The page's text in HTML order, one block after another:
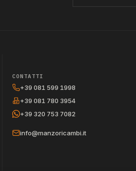
CONTATTI
+39 081 599 1998
+39 081 780 3954
+39 320 753 7082
info@manzoricambi.it